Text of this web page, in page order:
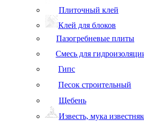
Плиточный клей
Клей для блоков
Пазогребневые плиты
Смесь для
Гипс
Песок строительный
Щебень
Известь, мука